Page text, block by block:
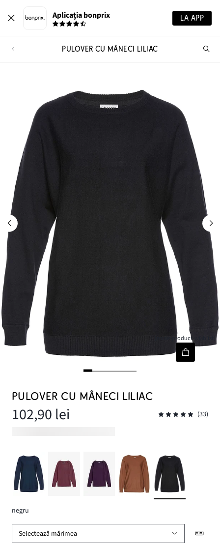
Aplicația bonprix LA APP
PULOVER CU MÂNECI LILIAC
[node-product-wishlist]
PULOVER CU MÂNECI LILIAC
102,90 lei (33)
negru
Selectează mărimea